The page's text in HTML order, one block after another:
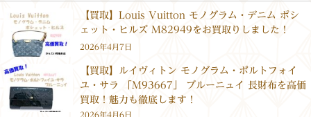
【買取】Louis Vuitton モノグラム・デニム ポシ
ェット・ヒルズ M82949をお買取りしました！
2026年4月7日
【買取】ルイヴィトン モノグラム・ポルトフォイ
ユ・サラ 「M93667」 ブルーニュイ 長財布を高価
買取！魅力も徹底します！
2026年4月6日